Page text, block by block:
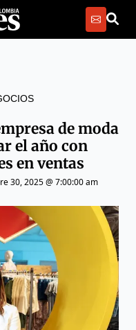
de moda
el año con
en ventas
30, 2025 @ 7:00:00 am